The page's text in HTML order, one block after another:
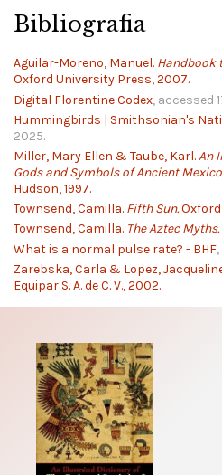
Bibliografia
Aguilar-Moreno, Manuel. Handbook
Oxford University Press, 2007.
Digital Florentine Codex, accessed
Hummingbirds | Smithsonian's
2025.
Miller, Mary Ellen & Taube, Karl.An
Gods and Symbols of Ancient
Hudson, 1997.
Townsend, Camilla. Fifth Sun.Oxford
Townsend, Camilla. The Aztec Myths.
What is a normal pulse rate? - BHF
Zarebska, Carla & Lopez,
Equipar S. A. de C. V., 2002.